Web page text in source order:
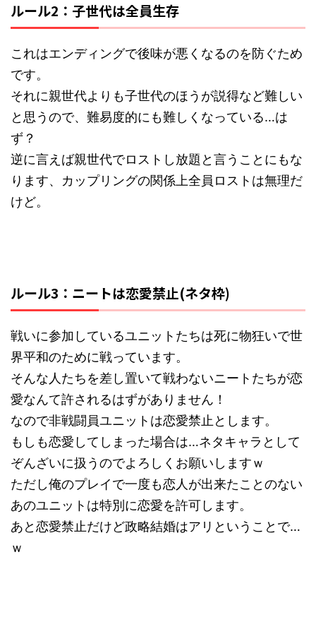
ルール2：子世代は全員生存
これはエンディングで後味が悪くなるのを防ぐため
です。
それに親世代よりも子世代のほうが説得など難しい
と思うので、難易度的にも難しくなっている…は
ず？
逆に言えば親世代でロストし放題と言うことにもな
ります、カップリングの関係上全員ロストは無理だ
けど。
ルール3：ニートは恋愛禁止(ネタ枠)
戦いに参加しているユニットたちは死に物狂いで世
界平和のために戦っています。
そんな人たちを差し置いて戦わないニートたちが恋
愛なんて許されるはずがありません！
なので非戦闘員ユニットは恋愛禁止とします。
もしも恋愛してしまった場合は…ネタキャラとして
ぞんざいに扱うのでよろしくお願いしますｗ
ただし俺のプレイで一度も恋人が出来たことのない
あのユニットは特別に恋愛を許可します。
あと恋愛禁止だけど政略結婚はアリということで…
ｗ